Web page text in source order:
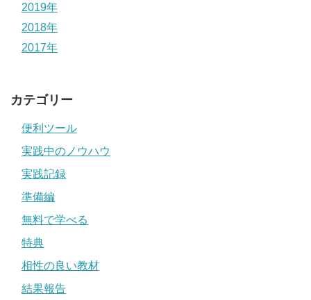
2019年
2018年
2017年
カテゴリー
便利ツール
実践中のノウハウ
実践記録
準備編
無料で学べる
特典
相性の良い教材
結果報告